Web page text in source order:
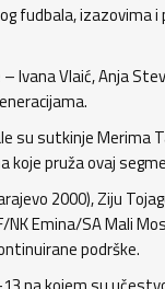
fudbala, izazovima
Vlaić, Anja
su sutkinje Merima
koje pruža ovaj
2000), Ziju
Emina/SA Mali
podrške.